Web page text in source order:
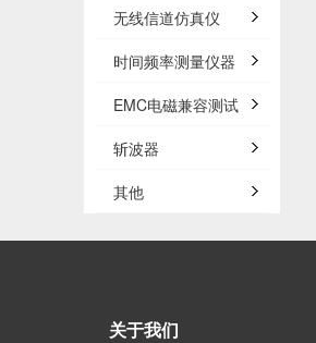
无线信道仿真仪
时间频率测量仪器
EMC电磁兼容测试
斩波器
其他
关于我们